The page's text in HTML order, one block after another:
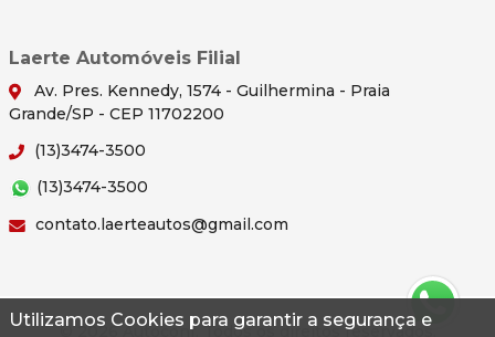
Utilizamos Cookies para garantir a segurança e
Laerte Automóveis Filial
Av. Pres. Kennedy, 1574 - Guilhermina - Praia
Grande/SP - CEP 11702200
(13)3474-3500
(13)3474-3500
contato.laerteautos@gmail.com
© 2026 Autoconf. Todos os direitos reservados.